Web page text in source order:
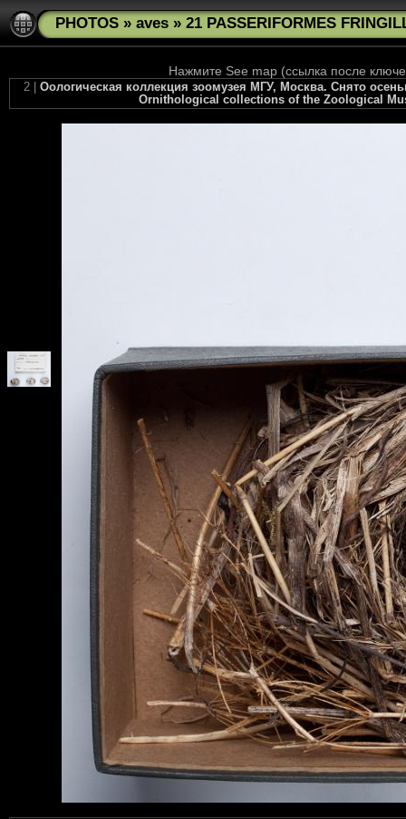
PHOTOS » aves » 21 PASSERIFORMES
Нажмите See map (ссылка после
2 |Оологическая коллекция зоомузея МГУ, Москва. Снято
Ornithological collections of the Zoological